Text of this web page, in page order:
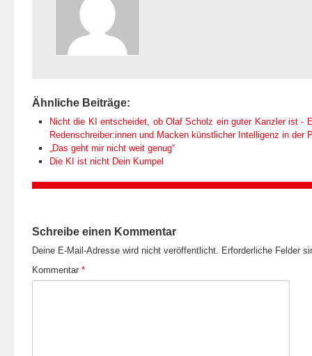
Ähnliche Beiträge:
Nicht die KI entscheidet, ob Olaf Scholz ein guter Kanzler ist -
Redenschreiber:innen und Macken künstlicher Intelligenz in der
„Das geht mir nicht weit genug“
Die KI ist nicht Dein Kumpel
Schreibe einen Kommentar
Deine E-Mail-Adresse wird nicht veröffentlicht. Erforderliche Felder
Kommentar *